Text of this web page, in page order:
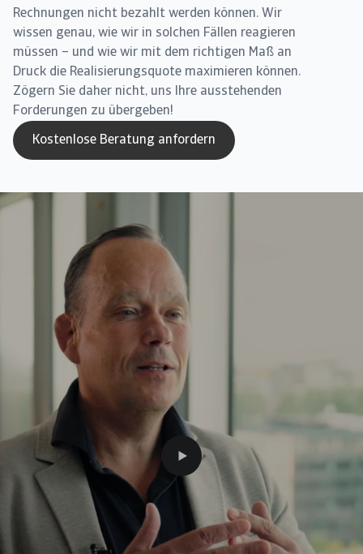
Rechnungen nicht bezahlt werden können. Wir
wissen genau, wie wir in solchen Fällen reagieren
müssen – und wie wir mit dem richtigen Maß an
Druck die Realisierungsquote maximieren können.
Zögern Sie daher nicht, uns Ihre ausstehenden
Forderungen zu übergeben!
Kostenlose Beratung anfordern